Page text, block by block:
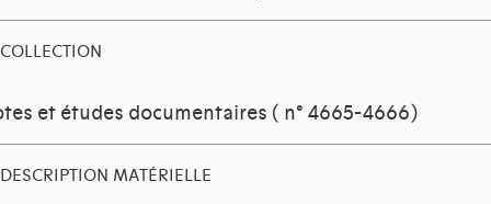
COLLECTION
et études documentaires ( n° 4665-4666)
DESCRIPTION MATÉRIELLE